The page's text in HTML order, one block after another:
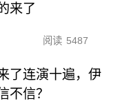
来了
阅读 5487
了连演十遍，伊
不信？